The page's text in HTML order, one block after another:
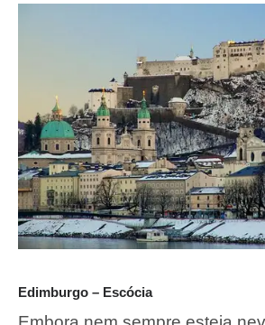
Edimburgo – Escócia